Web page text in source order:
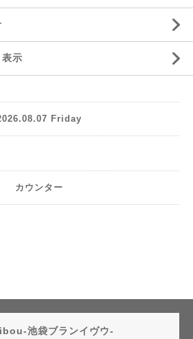
示
Friday
カウンター
池袋ブランイヴウ-